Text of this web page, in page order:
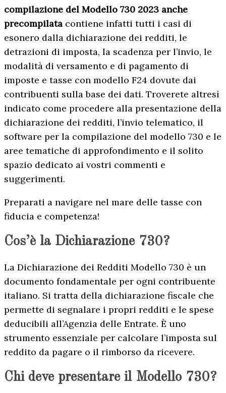
compilazione del Modello 730 2023 anche
precompilata contiene infatti tutti i casi di
esonero dalla dichiarazione dei redditi, le
detrazioni di imposta, la scadenza per l’invio, le
modalità di versamento e di pagamento di
imposte e tasse con modello F24 dovute dai
contribuenti sulla base dei dati. Troverete altresì
indicato come procedere alla presentazione della
dichiarazione dei redditi, l’invio telematico, il
software per la compilazione del modello 730 e le
aree tematiche di approfondimento e il solito
spazio dedicato ai vostri commenti e
suggerimenti.
Preparati a navigare nel mare delle tasse con
fiducia e competenza!
Cos’è la Dichiarazione 730?
La Dichiarazione dei Redditi Modello 730 è un
documento fondamentale per ogni contribuente
italiano. Si tratta della dichiarazione fiscale che
permette di segnalare i propri redditi e le spese
deducibili all’Agenzia delle Entrate. È uno
strumento essenziale per calcolare l’imposta sul
reddito da pagare o il rimborso da ricevere.
Chi deve presentare il Modello 730?